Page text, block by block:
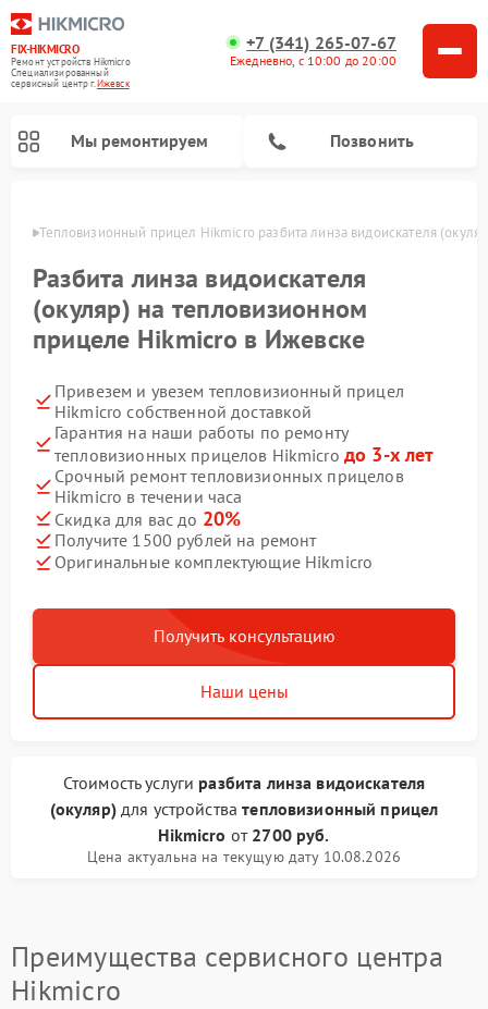
FIX-HIKMICRO
Ремонт устройств Hikmicro
Специализированный
cервисный центр г.Ижевск
+7 (341) 265-07-67
Ежедневно, с 10:00 до 20:00
Мы ремонтируем Позвонить
Тепловизионный прицел Hikmicro разбита линза видоискателя
Разбита линза видоискателя
(окуляр) на тепловизионном
прицеле Hikmicro в Ижевске
Привезем и увезем тепловизионный прицел
Hikmicro собственной доставкой
Гарантия на наши работы по ремонту
тепловизионных прицелов Hikmicro до 3-х лет
Срочный ремонт тепловизионных прицелов
Hikmicro в течении часа
Скидка для вас до 20%
Получите 1500 рублей на ремонт
Оригинальные комплектующие Hikmicro
Получить консультацию
Наши цены
Стоимость услуги разбита линза видоискателя
(окуляр) для устройстватепловизионный прицел
Hikmicro от 2700 руб.
Цена актуальна на текущую дату 10.08.2026
Преимущества сервисного центра
Hikmicro